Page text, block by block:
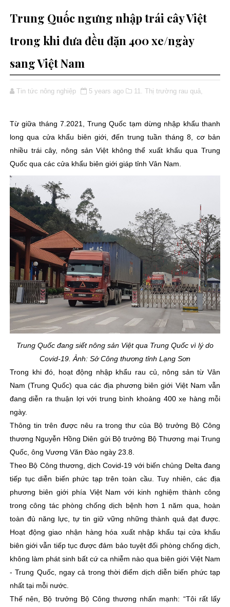
Trung Quốc ngưng nhập trái cây Việt
trong khi đưa đều đặn 400 xe/ngày
sang Việt Nam
Tin tức nông nghiệp 5 years ago 11. Thị trường rau quả,
Từ giữa tháng 7.2021, Trung Quốc tạm dừng nhập khẩu thanh
long qua cửa khẩu biên giới, đến trung tuần tháng 8, cơ bản
nhiều trái cây, nông sản Việt không thể xuất khẩu qua Trung
Quốc qua các cửa khẩu biên giới giáp tỉnh Vân Nam.
Trung Quốc đang siết nông sản Việt qua Trung Quốc vì lý do
Covid-19. Ảnh: Sở Công thương tỉnh Lạng Sơn
Trong khi đó, hoạt động nhập khẩu rau củ, nông sản từ Vân
Nam (Trung Quốc) qua các địa phương biên giới Việt Nam vẫn
đang diễn ra thuận lợi với trung bình khoảng 400 xe hàng mỗi
ngày.
Thông tin trên được nêu ra trong thư của Bộ trưởng Bộ Công
thương Nguyễn Hồng Diên gửi Bộ trưởng Bộ Thương mại Trung
Quốc, ông Vương Văn Đào ngày 23.8.
Theo Bộ Công thương, dịch Covid-19 với biến chủng Delta đang
tiếp tục diễn biến phức tạp trên toàn cầu. Tuy nhiên, các địa
phương biên giới phía Việt Nam với kinh nghiệm thành công
trong công tác phòng chống dịch bệnh hơn 1 năm qua, hoàn
toàn đủ năng lực, tự tin giữ vững những thành quả đạt được.
Hoạt động giao nhận hàng hóa xuất nhập khẩu tại cửa khẩu
biên giới vẫn tiếp tục được đảm bảo tuyệt đối phòng chống dịch,
không làm phát sinh bất cứ ca nhiễm nào qua biên giới Việt Nam
- Trung Quốc, ngay cả trong thời điểm dịch diễn biến phức tạp
nhất tại mỗi nước.
Thế nên, Bộ trưởng Bộ Công thương nhấn mạnh: “Tôi rất lấy